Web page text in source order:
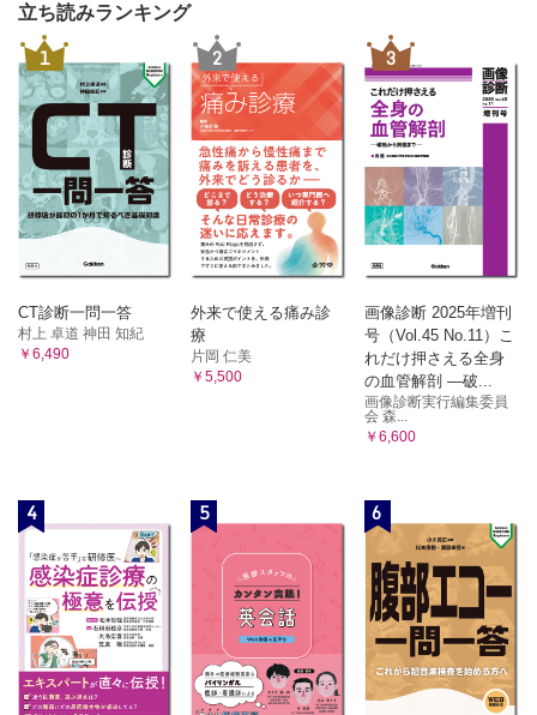
立ち読みランキング
1
CT診断一問一答
村上 卓道 神田 知紀
￥6,490
2
外来で使える痛み診
療
片岡 仁美
￥5,500
3
画像診断 2025年増刊
号（Vol.45 No.11）こ
れだけ押さえる全身
の血管解剖 ―破...
画像診断実行編集委員
会 森...
￥6,600
4 5 6